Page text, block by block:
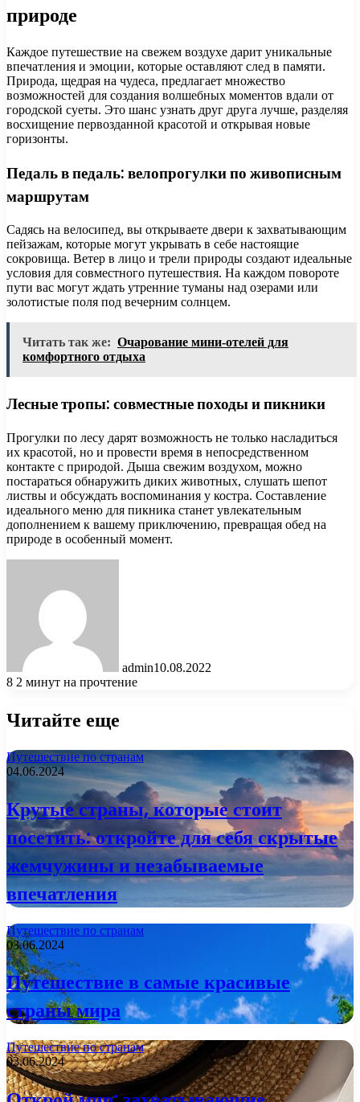
природе
Каждое путешествие на свежем воздухе дарит уникальные
впечатления и эмоции, которые оставляют след в памяти.
Природа, щедрая на чудеса, предлагает множество
возможностей для создания волшебных моментов вдали от
городской суеты. Это шанс узнать друг друга лучше, разделяя
восхищение первозданной красотой и открывая новые
горизонты.
Педаль в педаль: велопрогулки по живописным
маршрутам
Садясь на велосипед, вы открываете двери к захватывающим
пейзажам, которые могут укрывать в себе настоящие
сокровища. Ветер в лицо и трели природы создают идеальные
условия для совместного путешествия. На каждом повороте
пути вас могут ждать утренние туманы над озерами или
золотистые поля под вечерним солнцем.
Читать так же: Очарование мини-отелей для
комфортного отдыха
Лесные тропы: совместные походы и пикники
Прогулки по лесу дарят возможность не только насладиться
их красотой, но и провести время в непосредственном
контакте с природой. Дыша свежим воздухом, можно
постараться обнаружить диких животных, слушать шепот
листвы и обсуждать воспоминания у костра. Составление
идеального меню для пикника станет увлекательным
дополнением к вашему приключению, превращая обед на
природе в особенный момент.
admin10.08.2022
8 2 минут на прочтение
Читайте еще
Путешествие по странам
04.06.2024
Крутые страны, которые стоит
посетить: откройте для себя скрытые
жемчужины и незабываемые
впечатления
Путешествие по странам
03.06.2024
Путешествие в самые красивые
страны мира
Путешествие по странам
03.06.2024